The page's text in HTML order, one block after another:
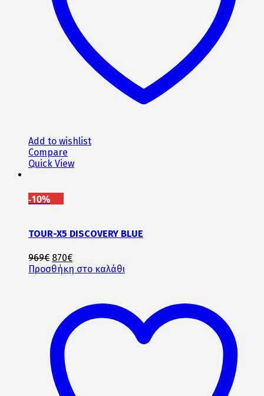
Add to wishlist
Compare
Quick View
-10%
TOUR-X5 DISCOVERY BLUE
969€ Original
price
870€Η
τρέχουσα
870€.
Προσθήκη στο καλάθι